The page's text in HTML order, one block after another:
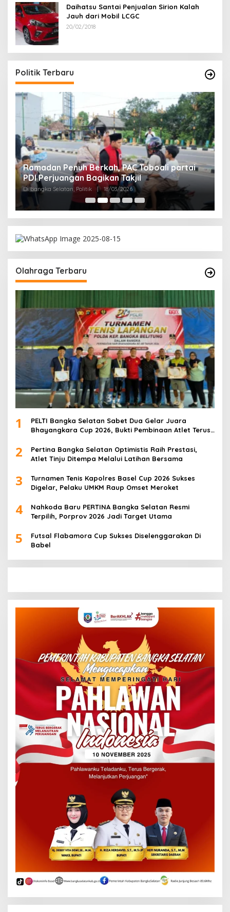
Daihatsu Santai Penjualan Sirion Kalah
Jauh dari Mobil LCGC
20/02/2018
Politik Terbaru
Ramadan Penuh Berkah, PAC Toboali partai
PDI Perjuangan Bagikan Takjil
Di Bangka Selatan, Politik | 18/03/2026
Olahraga Terbaru
1
PELTI Bangka Selatan Sabet Dua Gelar Juara
Bhayangkara Cup 2026, Bukti Pembinaan Atlet Terus
2
Pertina Bangka Selatan Optimistis Raih Prestasi,
Atlet Tinju Ditempa Melalui Latihan Bersama
3
Turnamen Tenis Kapolres Basel Cup 2026 Sukses
Digelar, Pelaku UMKM Raup Omset Meroket
4
Nahkoda Baru PERTINA Bangka Selatan Resmi
Terpilih, Porprov 2026 Jadi Target Utama
5
Futsal Flabamora Cup Sukses Diselenggarakan Di
Babel